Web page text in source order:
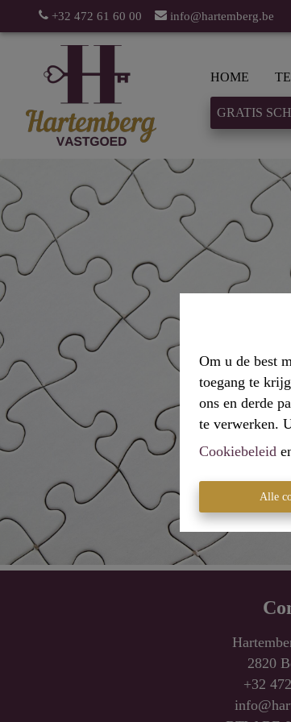
Om u de best
toegang te
ons en derde
te verwerken.
Cookiebeleid
Alle
+32 472 61 60 00 info@hartemberg.be
HOME
GRATIS
2820
+32